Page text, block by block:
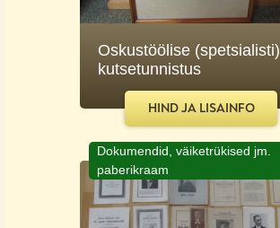
Oskustöölise (spetsialisti)
kutsetunnistus
HIND JA LISAINFO
Dokumendid, väiketrükised jm.
paberikraam